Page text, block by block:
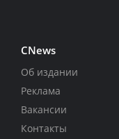
CNews
Об издании
Реклама
Вакансии
Контакты